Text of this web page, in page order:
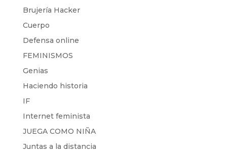
Brujería Hacker
Cuerpo
Defensa online
FEMINISMOS
Genias
Haciendo historia
IF
Internet feminista
JUEGA COMO NIÑA
Juntas a la distancia